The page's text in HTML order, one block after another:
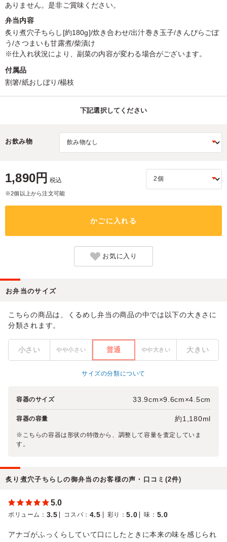
ありません。是非ご賞味ください。
弁当内容
炙り煮穴子ちらし[約180g]/炊き合わせ/出汁巻き玉子/きんぴらごぼ
う/さつまいも甘露煮/柴漬け
※仕入れ状況により、副菜の内容が変わる場合がございます。
付属品
割箸/紙おしぼり/楊枝
下記選択してください
お飲み物
1,890円 税込
※2個以上から注文可能
かごに入れる
お気に入り
お弁当のサイズ
こちらの商品は、くるめし弁当の商品の中では以下の大きさに
分類されます。
小さい やや小さい 普通 やや大きい 大きい
サイズの分類について
容器のサイズ 33.9cm×9.6cm×4.5cm
容器の容量 約1,180ml
※こちらの容器は形状の特徴から、調整して容量を査定していま
す。
炙り煮穴子ちらしの御弁当のお客様の声・口コミ(2件)
5.0
ボリューム ： 3.5 コスパ ： 4.5 彩り ：5.0 味 ： 5.0
アナゴがふっくらしていて口にしたときに本来の味を感じられ